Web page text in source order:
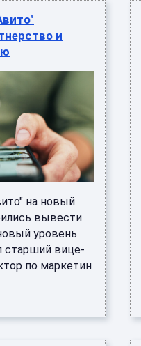
и
на новый
вывести
уровень.
старший вице-
по маркетин